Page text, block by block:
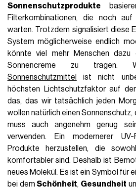
Sonnenschutzprodukte
Filterkombinationen, die noch
warten. Trotzdem signalisiert diese
System möglicherweise endlich
könnte viel mehr Menschen dazu
Sonnencreme zu
Sonnenschutzmittel
ist nicht
höchsten Lichtschutzfaktor auf
das, das wir tatsächlich jeden
wollen natürlich einen Sonnenschutz,
muss auch angenehm genug
verwenden. Ein modernerer
Produkte herzustellen, die
komfortabler sind. Deshalb ist
neues Molekül. Es ist ein Symbol für
bei demSchönheit, Gesundheit